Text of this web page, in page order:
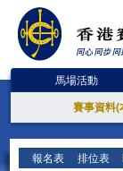
馬場活動
賽事資料(
報名表 排位表